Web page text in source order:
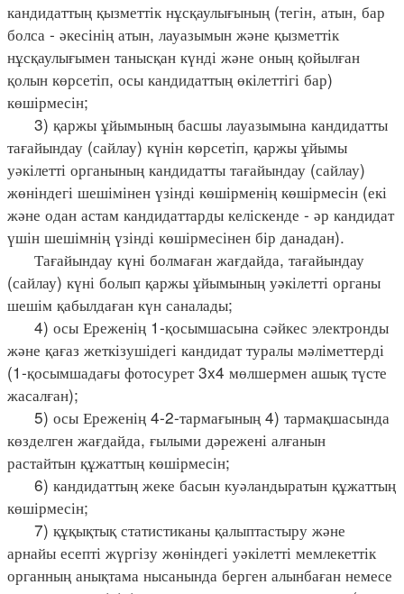
кандидаттың қызметтік нұсқаулығының (тегін, атын, бар
болса - әкесінің атын, лауазымын және қызметтік
нұсқаулығымен танысқан күнді және оның қойылған
қолын көрсетіп, осы кандидаттың өкілеттігі бар)
көшірмесін;
3) қаржы ұйымының басшы лауазымына кандидатты
тағайындау (сайлау) күнін көрсетіп, қаржы ұйымы
уәкілетті органының кандидатты тағайындау (сайлау)
жөніндегі шешімінен үзінді көшірменің көшірмесін (екі
және одан астам кандидаттарды келіскенде - әр кандидат
үшін шешімнің үзінді көшірмесінен бір данадан).
Тағайындау күні болмаған жағдайда, тағайындау
(сайлау) күні болып қаржы ұйымының уәкілетті органы
шешім қабылдаған күн саналады;
4) осы Ереженің 1-қосымшасына сәйкес электронды
және қағаз жеткізушідегі кандидат туралы мәліметтерді
(1-қосымшадағы фотосурет 3x4 мөлшермен ашық түсте
жасалған);
5) осы Ереженің 4-2-тармағының 4) тармақшасында
көзделген жағдайда, ғылыми дәрежені алғанын
растайтын құжаттың көшірмесін;
6) кандидаттың жеке басын куәландыратын құжаттың
көшірмесін;
7) құқықтық статистиканы қалыптастыру және
арнайы есепті жүргізу жөніндегі уәкілетті мемлекеттік
органның анықтама нысанында берген алынбаған немесе